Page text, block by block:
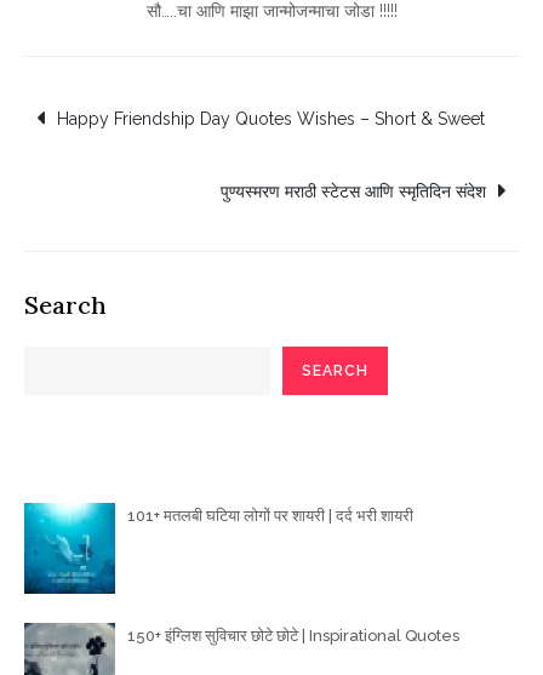
सौ…..चा आणि माझा जान्मोजन्माचा जोडा !!!!!
Post
navigation
Happy Friendship Day Quotes Wishes – Short & Sweet
पुण्यस्मरण मराठी स्टेटस आणि स्मृतिदिन संदेश
Search
SEARCH
101+ मतलबी घटिया लोगों पर शायरी | दर्द भरी शायरी
150+ इंग्लिश सुविचार छोटे छोटे | Inspirational Quotes